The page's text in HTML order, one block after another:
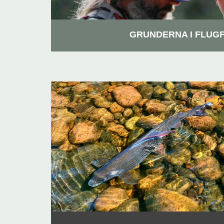
GRUNDERNA I